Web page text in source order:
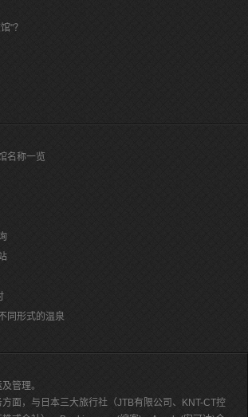
"？
名称一览
同形式的温泉
管理。
面，与日本三大旅行社（JTB有限公司、KNT-CT控